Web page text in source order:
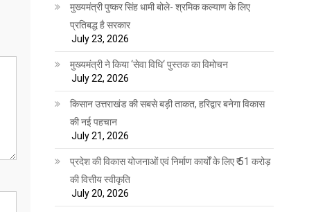
मुख्यमंत्री पुष्कर सिंह धामी बोले- श्रमिक कल्याण के लिए
प्रतिबद्ध है सरकार
July 23, 2026
मुख्यमंत्री ने किया ‘सेवा विधि‘ पुस्तक का विमोचन
July 22, 2026
किसान उत्तराखंड की सबसे बड़ी ताकत, हरिद्वार बनेगा विकास
की नई पहचान
July 21, 2026
प्रदेश की विकास योजनाओं एवं निर्माण कार्यों के लिए ₹ 51 करोड़
की वित्तीय स्वीकृति
July 20, 2026